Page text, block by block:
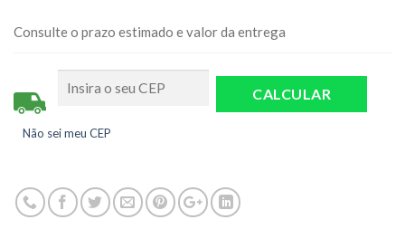
Consulte o prazo estimado e valor da entrega
Não sei meu CEP